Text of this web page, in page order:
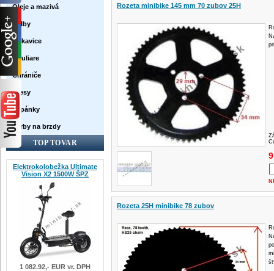
Oleje a mazivá
Prilby
Rukavice
Okuliare
Chrániče
Dresy
Topánky
Farby na brzdy
TOP TOVAR
Elektrokolobežka Ultimate
Vision X2 1500W ŠPZ
1 082.92,- EUR vr. DPH
Rozeta minibike 145 mm 70 zubov 25H
Rozeta 25H minibike 78 zubov